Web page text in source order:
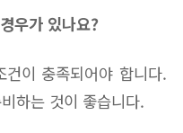
우가 있나요?
이 충족되어야 합니다.
하는 것이 좋습니다.